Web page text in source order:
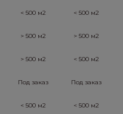
< 500 м2 < 500 м2
> 500 м2 > 500 м2
> 500 м2 < 500 м2
Под заказ Под заказ
< 500 м2 < 500 м2